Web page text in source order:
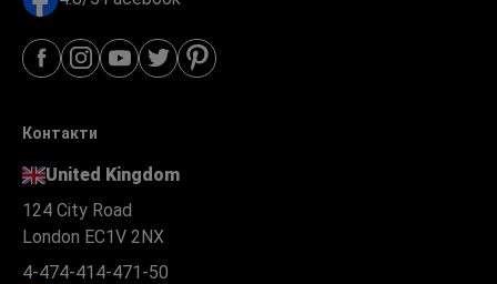
Контакти
United Kingdom
124 City Road
London EC1V 2NX
4-474-414-471-50